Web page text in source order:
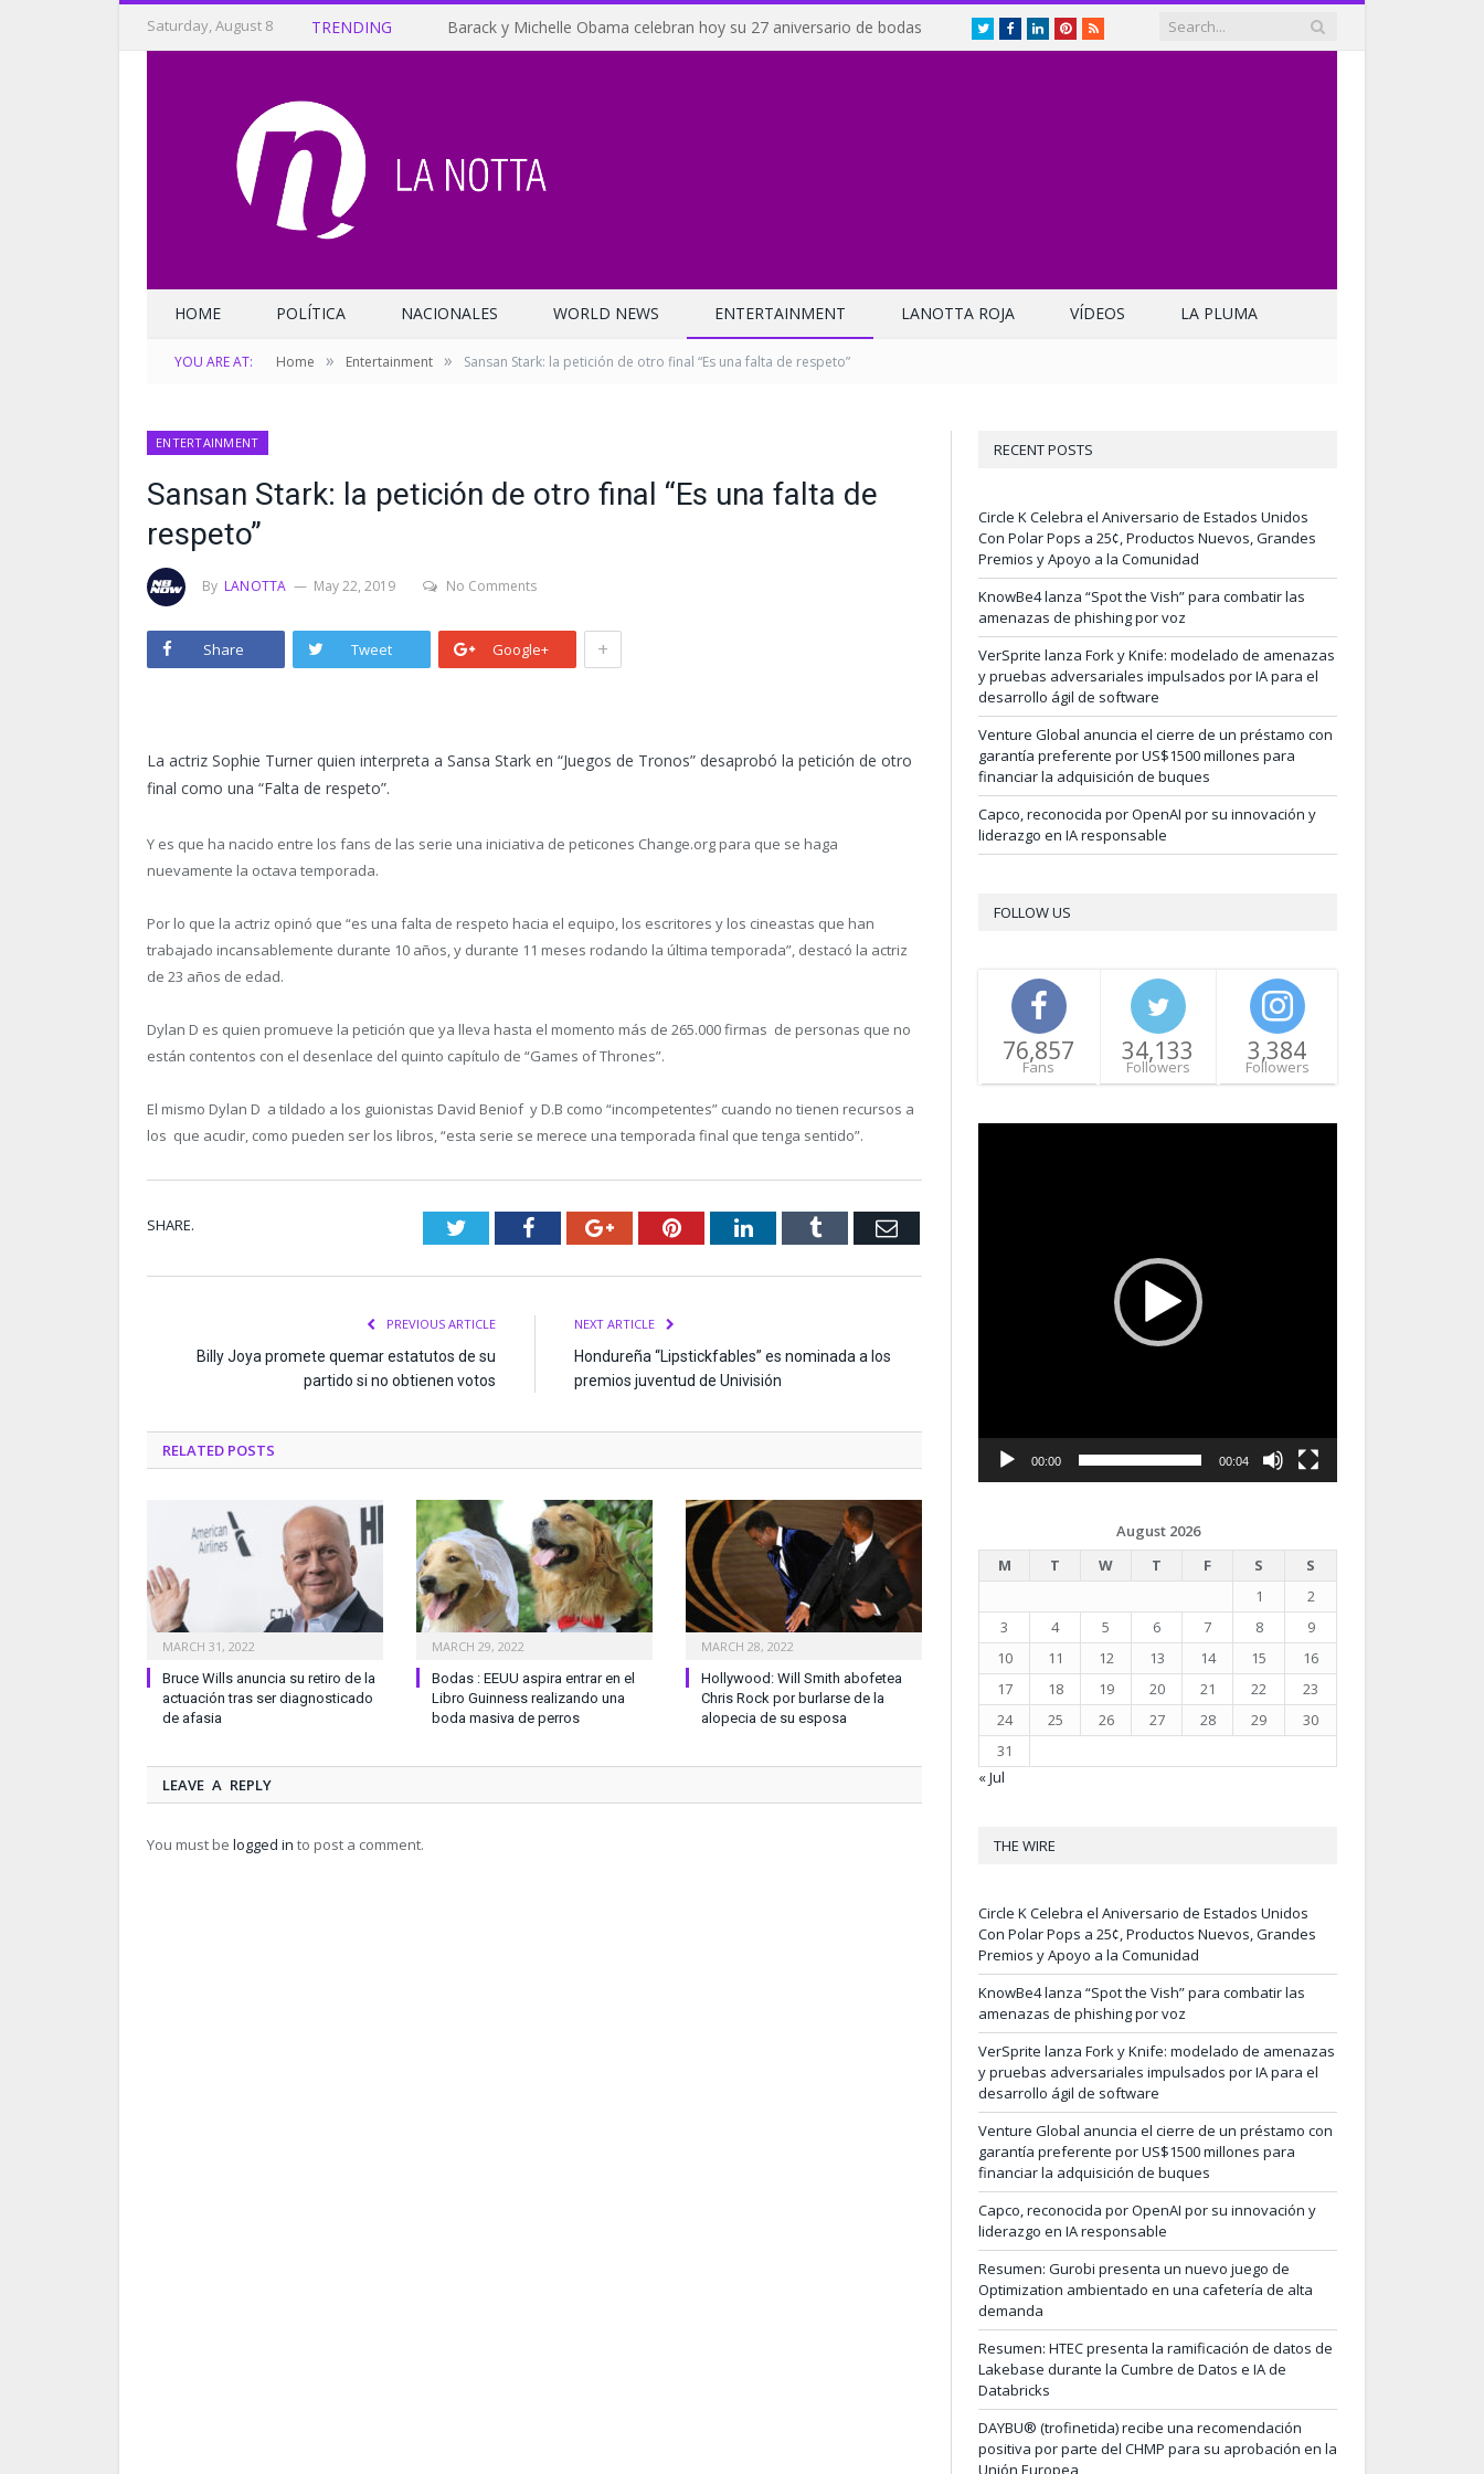
Saturday, August 8 TRENDING Barack y Michelle Obama celebran hoy su 27 aniversario de bodas TwitterFacebookLinkedInPinterest
RSS
HOME POLÍTICA NACIONALES WORLD NEWS ENTERTAINMENT LANOTTA ROJA VÍDEOS LA PLUMA
YOU ARE AT: Home » Entertainment » Sansan Stark: la petición de otro final “Es una falta de respeto”
ENTERTAINMENT
Sansan Stark: la petición de otro final “Es una falta de
respeto”
By LANOTTA May 22, 2019 No Comments
Share Tweet Google+ +
La actriz Sophie Turner quien interpreta a Sansa Stark en “Juegos de Tronos” desaprobó la petición de otro
final como una “Falta de respeto”.
Y es que ha nacido entre los fans de las serie una iniciativa de peticones Change.org para que se haga
nuevamente la octava temporada.
Por lo que la actriz opinó que “es una falta de respeto hacia el equipo, los escritores y los cineastas que han
trabajado incansablemente durante 10 años, y durante 11 meses rodando la última temporada”, destacó la actriz
de 23 años de edad.
Dylan D es quien promueve la petición que ya lleva hasta el momento más de 265.000 firmas de personas que no
están contentos con el desenlace del quinto capítulo de “Games of Thrones”.
El mismo Dylan D a tildado a los guionistas David Beniof y D.B como “incompetentes” cuando no tienen recursos a
los que acudir, como pueden ser los libros, “esta serie se merece una temporada final que tenga sentido”.
SHARE. TwitterFacebookGoogle+PinterestLinkedInTumblr Email
PREVIOUS ARTICLE
Billy Joya promete quemar estatutos de su
partido si no obtienen votos
NEXT ARTICLE
Hondureña “Lipstickfables” es nominada a los
premios juventud de Univisión
RELATED POSTS
MARCH 31, 2022
Bruce Wills anuncia su retiro de la
actuación tras ser diagnosticado
de afasia
MARCH 29, 2022
Bodas : EEUU aspira entrar en el
Libro Guinness realizando una
boda masiva de perros
MARCH 28, 2022
Hollywood: Will Smith abofetea
Chris Rock por burlarse de la
alopecia de su esposa
LEAVE A REPLY
You must be logged in to post a comment.
RECENT POSTS
Circle K Celebra el Aniversario de Estados Unidos
Con Polar Pops a 25¢, Productos Nuevos, Grandes
Premios y Apoyo a la Comunidad
KnowBe4 lanza “Spot the Vish” para combatir las
amenazas de phishing por voz
VerSprite lanza Fork y Knife: modelado de amenazas
y pruebas adversariales impulsados por IA para el
desarrollo ágil de software
Venture Global anuncia el cierre de un préstamo con
garantía preferente por US$1500 millones para
financiar la adquisición de buques
Capco, reconocida por OpenAI por su innovación y
liderazgo en IA responsable
FOLLOW US
76,857
Fans
34,133
Followers
3,384
Followers
00:00 00:04
August 2026
M
T W T F S
S
1
2
3
4 5 6 7 8
9
10
11 12 13 14 15
16
17
18 19 20 21 22
23
24
25 26 27 28 29
30
31
« Jul
THE WIRE
Circle K Celebra el Aniversario de Estados Unidos
Con Polar Pops a 25¢, Productos Nuevos, Grandes
Premios y Apoyo a la Comunidad
KnowBe4 lanza “Spot the Vish” para combatir las
amenazas de phishing por voz
VerSprite lanza Fork y Knife: modelado de amenazas
y pruebas adversariales impulsados por IA para el
desarrollo ágil de software
Venture Global anuncia el cierre de un préstamo con
garantía preferente por US$1500 millones para
financiar la adquisición de buques
Capco, reconocida por OpenAI por su innovación y
liderazgo en IA responsable
Resumen: Gurobi presenta un nuevo juego de
Optimization ambientado en una cafetería de alta
demanda
Resumen: HTEC presenta la ramificación de datos de
Lakebase durante la Cumbre de Datos e IA de
Databricks
DAYBU® (trofinetida) recibe una recomendación
positiva por parte del CHMP para su aprobación en la
Unión Europea